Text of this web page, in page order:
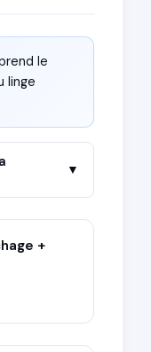
le
linge
▼
au kilo
+